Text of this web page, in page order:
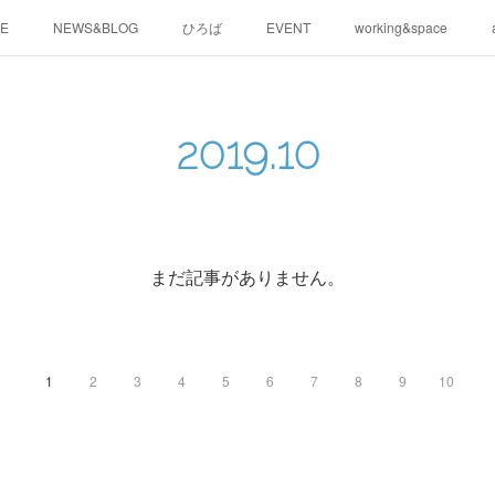
NEWS&BLOG ひろば EVENT working&space
2019.10
まだ記事がありません。
1 2 3 4 5 6 7 8 9 10